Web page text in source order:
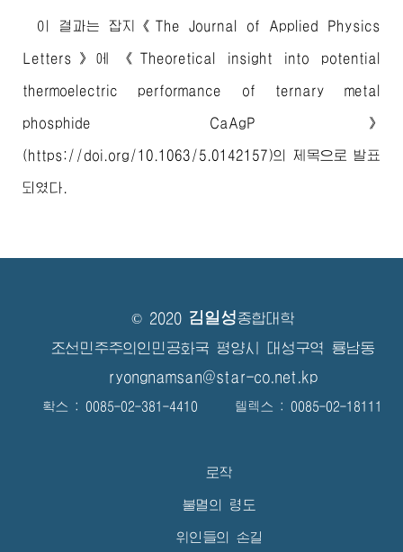
이 결과는 잡지《The Journal of Applied Physics
Letters》에 《Theoretical insight into potential
thermoelectric performance of ternary metal
phosphide CaAgP》
(https://doi.org/10.1063/5.0142157)의 제목으로 발표
되였다.
© 2020 김일성종합대학
조선민주주의인민공화국 평양시 대성구역 룡남동
ryongnamsan@star-co.net.kp
확스 : 0085-02-381-4410 텔렉스 : 0085-02-18111
로작
불멸의 령도
위인들의 손길